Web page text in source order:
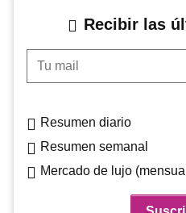
Recibir las
Tu mail
Resumen diario
Resumen semanal
Mercado de lujo